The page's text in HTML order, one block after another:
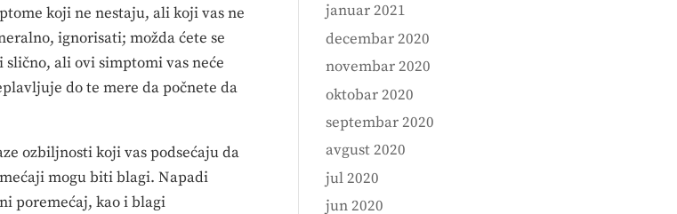
koji ne nestaju, ali koji vas ne
ignorisati; možda ćete se
ali ovi simptomi vas neće
do te mere da počnete da
ozbiljnosti koji vas podsećaju da
mogu biti blagi. Napadi
poremećaj, kao i blagi
januar 2021
decembar 2020
novembar 2020
oktobar 2020
septembar 2020
avgust 2020
jul 2020
jun 2020